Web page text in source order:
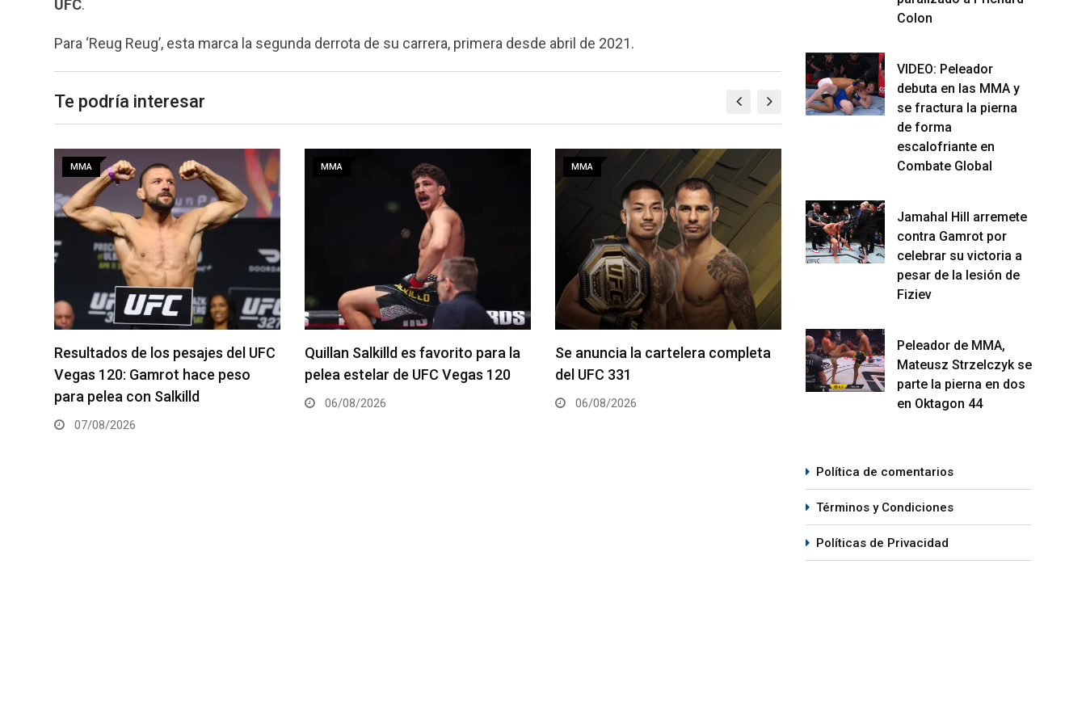
UFC.
Para ‘Reug Reug’, esta marca la segunda derrota de su carrera, primera desde abril de 2021.
Te podría interesar
MMA
Resultados de los pesajes del UFC
Vegas 120: Gamrot hace peso
para pelea con Salkilld
07/08/2026
MMA
Quillan Salkilld es favorito para la
pelea estelar de UFC Vegas 120
06/08/2026
MMA
Se anuncia la cartelera completa
del UFC 331
06/08/2026
La hija de Frank Mir competirá en
el Dana White’s Contender Series
Colon
VIDEO: Peleador
debuta en las MMA y
se fractura la pierna
de forma
escalofriante en
Combate Global
Jamahal Hill arremete
contra Gamrot por
celebrar su victoria a
pesar de la lesión de
Fiziev
Peleador de MMA,
Mateusz Strzelczyk se
parte la pierna en dos
en Oktagon 44
Política de comentarios
Términos y Condiciones
Políticas de Privacidad